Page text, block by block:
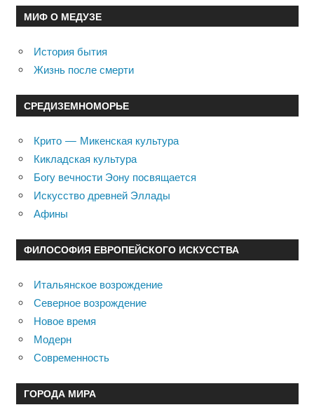
МИФ О МЕДУЗЕ
История бытия
Жизнь после смерти
СРЕДИЗЕМНОМОРЬЕ
Крито — Микенская культура
Кикладская культура
Богу вечности Эону посвящается
Искусство древней Эллады
Афины
ФИЛОСОФИЯ ЕВРОПЕЙСКОГО ИСКУССТВА
Итальянское возрождение
Северное возрождение
Новое время
Модерн
Современность
ГОРОДА МИРА